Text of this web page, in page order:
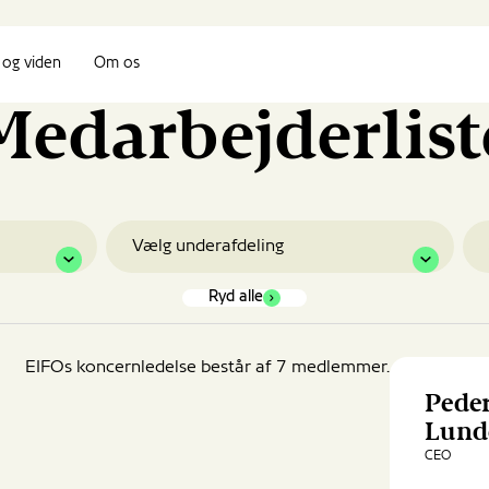
viden Om os
Ryd alle
EIFOs koncernledelse består af 7 medlemmer.
CEO